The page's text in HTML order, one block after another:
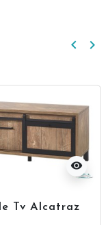
keyboard_arrow_left keyboard_arrow_right
visibility
Tv Alcatraz